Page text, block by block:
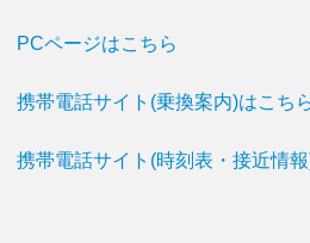
PCページはこちら
携帯電話サイト(乗換案内)はこち
携帯電話サイト(時刻表・接近情